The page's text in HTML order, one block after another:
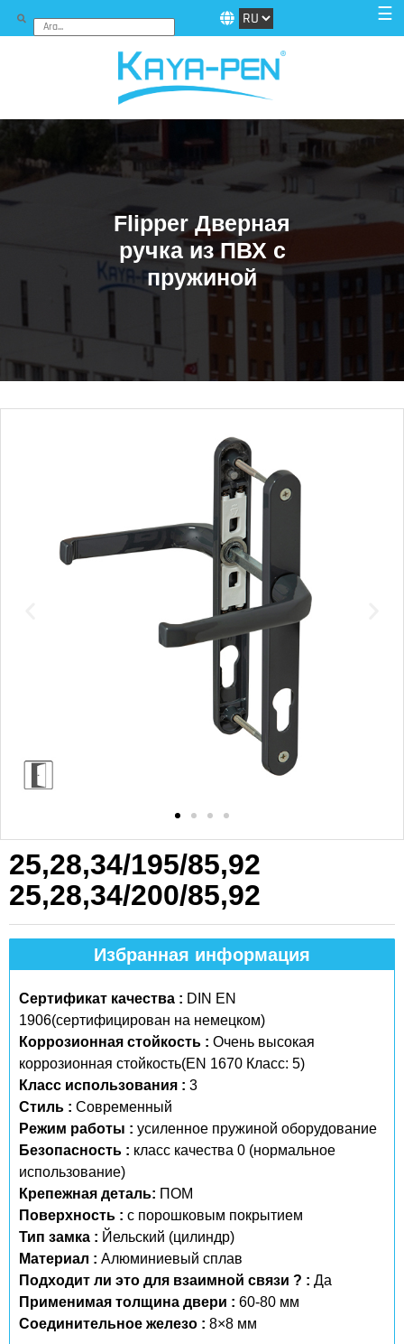
☰
Flipper Дверная
ручка из ПВХ с
пружиной
25,28,34/195/85,92
25,28,34/200/85,92
Избранная информация
Сертификат качества : DIN EN
1906(сертифицирован на немецком)
Коррозионная стойкость : Очень высокая
коррозионная стойкость(EN 1670 Класс: 5)
Класс использования : 3
Стиль : Современный
Режим работы : усиленное пружиной оборудование
Безопасность : класс качества 0 (нормальное
использование)
Крепежная деталь: ПОМ
Поверхность : с порошковым покрытием
Тип замка : Йельский (цилиндр)
Материал : Алюминиевый сплав
Подходит ли это для взаимной связи ? : Да
Применимая толщина двери : 60-80 мм
Соединительное железо : 8×8 мм